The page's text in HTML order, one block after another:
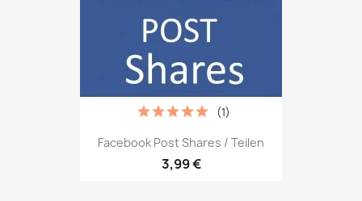
Facebook Post Shares / Teilen
3,99 €
(1)